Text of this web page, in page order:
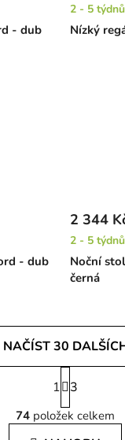
- dub
Nízký
2 - 5 týdnů
- dub
Noční
černá
2 344
2 - 5 týdnů
O
v
NAČÍST 30
S
t
r
á
1 3
74 položek celkem